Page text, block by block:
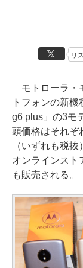
リ
モトローラ・
トフォンの新
g6 plus」の3モ
頭価格はそれぞ
（いずれも税
オンラインスト
も販売される。